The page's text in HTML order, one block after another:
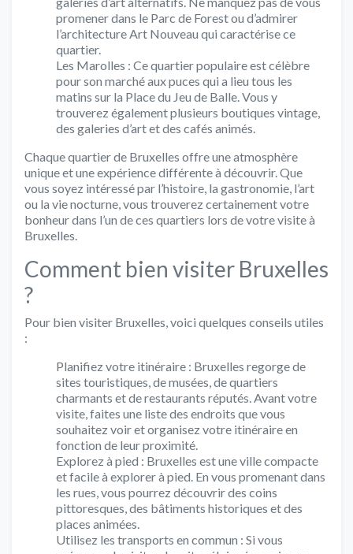
promener dans le Parc de Forest ou d’admirer
l’architecture Art Nouveau qui caractérise ce
quartier.
Les Marolles : Ce quartier populaire est célèbre
pour son marché aux puces qui a lieu tous les
matins sur la Place du Jeu de Balle. Vous y
trouverez également plusieurs boutiques vintage,
des galeries d’art et des cafés animés.
Chaque quartier de Bruxelles offre une atmosphère
unique et une expérience différente à découvrir. Que
vous soyez intéressé par l’histoire, la gastronomie, l’art
ou la vie nocturne, vous trouverez certainement votre
bonheur dans l’un de ces quartiers lors de votre visite à
Bruxelles.
Comment bien visiter Bruxelles
?
Pour bien visiter Bruxelles, voici quelques conseils utiles
:
Planifiez votre itinéraire : Bruxelles regorge de
sites touristiques, de musées, de quartiers
charmants et de restaurants réputés. Avant votre
visite, faites une liste des endroits que vous
souhaitez voir et organisez votre itinéraire en
fonction de leur proximité.
Explorez à pied : Bruxelles est une ville compacte
et facile à explorer à pied. En vous promenant dans
les rues, vous pourrez découvrir des coins
pittoresques, des bâtiments historiques et des
places animées.
Utilisez les transports en commun : Si vous